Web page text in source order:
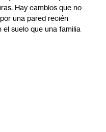
Hay cambios que no
una pared recién
el suelo que una familia